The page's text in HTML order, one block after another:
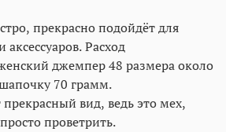
прекрасно подойдёт для
Расход
джемпер 48 размера около
70 грамм.
вид, ведь это мех,
проветрить.